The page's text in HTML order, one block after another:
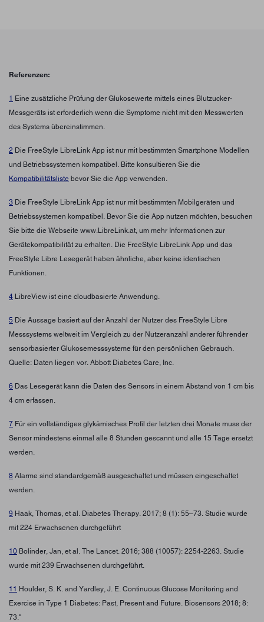
Referenzen:
1 Eine zusätzliche Prüfung der Glukosewerte mittels eines Blutzucker-
Messgeräts ist erforderlich wenn die Symptome nicht mit den Messwerten
des Systems übereinstimmen.
2 Die FreeStyle LibreLink App ist nur mit bestimmten Smartphone Modellen
und Betriebssystemen kompatibel. Bitte konsultieren Sie die
Kompatibilitätsliste bevor Sie die App verwenden.
3 Die FreeStyle LibreLink App ist nur mit bestimmten Mobilgeräten und
Betriebssystemen kompatibel. Bevor Sie die App nutzen möchten, besuchen
Sie bitte die Webseite www.LibreLink.at, um mehr Informationen zur
Gerätekompatibilität zu erhalten. Die FreeStyle LibreLink App und das
FreeStyle Libre Lesegerät haben ähnliche, aber keine identischen
Funktionen.
4 LibreView ist eine cloudbasierte Anwendung.
5 Die Aussage basiert auf der Anzahl der Nutzer des FreeStyle Libre
Messsystems weltweit im Vergleich zu der Nutzeranzahl anderer führender
sensorbasierter Glukosemesssysteme für den persönlichen Gebrauch.
Quelle: Daten liegen vor. Abbott Diabetes Care, Inc.
6 Das Lesegerät kann die Daten des Sensors in einem Abstand von 1 cm bis
4 cm erfassen.
7 Für ein vollständiges glykämisches Profil der letzten drei Monate muss der
Sensor mindestens einmal alle 8 Stunden gescannt und alle 15 Tage ersetzt
werden.
8 Alarme sind standardgemäß ausgeschaltet und müssen eingeschaltet
werden.
9 Haak, Thomas, et al. Diabetes Therapy. 2017; 8 (1): 55–73. Studie wurde
mit 224 Erwachsenen durchgeführt
10 Bolinder, Jan, et al. The Lancet. 2016; 388 (10057): 2254-2263. Studie
wurde mit 239 Erwachsenen durchgeführt.
11 Houlder, S. K. and Yardley, J. E. Continuous Glucose Monitoring and
Exercise in Type 1 Diabetes: Past, Present and Future. Biosensors 2018; 8:
73."